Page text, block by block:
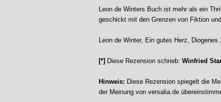
Leon de Winters Buch ist mehr als ein
geschickt mit den Grenzen von Fiktion
Leon de Winter, Ein gutes Herz,
[*] Diese Rezension schrieb: Winfried
Hinweis: Diese Rezension spiegelt die
der Meinung von versalia.de